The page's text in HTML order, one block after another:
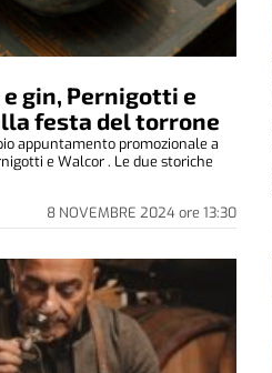
gin, Pernigotti e
festa del torrone
8 NOVEMBRE 2024ore 13:30
appuntamento promozionale a
e Walcor . Le due storiche